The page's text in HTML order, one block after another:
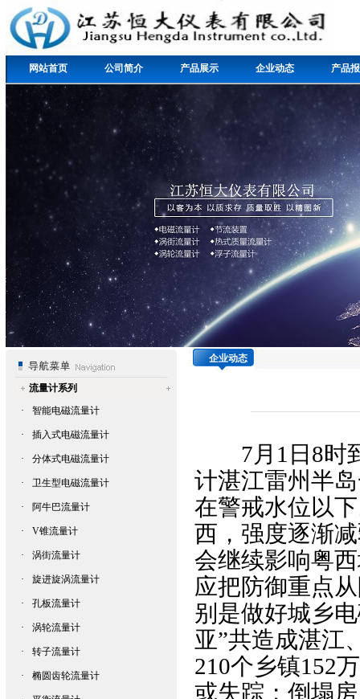
网站首页 公司简介 产品展示 企业动态 产品
流量计系列
·
智能电磁流量计
· 插入式电磁流量计
· 分体式电磁流量计
· 卫生型电磁流量计
· 阿牛巴流量计
· V锥流量计
· 涡街流量计
· 旋进旋涡流量计
· 孔板流量计
· 涡轮流量计
· 转子流量计
· 椭圆齿轮流量计
企业动态
7月1日8时到
计湛江雷州半
在警戒水位以
西，强度逐渐
会继续影响粤
应把防御重点
别是做好城乡
亚”共造成湛江
210个乡镇152
或失踪；倒塌